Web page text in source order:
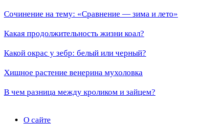
Сочинение на тему: «Сравнение — зима и лето»
Какая продолжительность жизни коал?
Какой окрас у зебр: белый или черный?
Хищное растение венерина мухоловка
В чем разница между кроликом и зайцем?
О сайте